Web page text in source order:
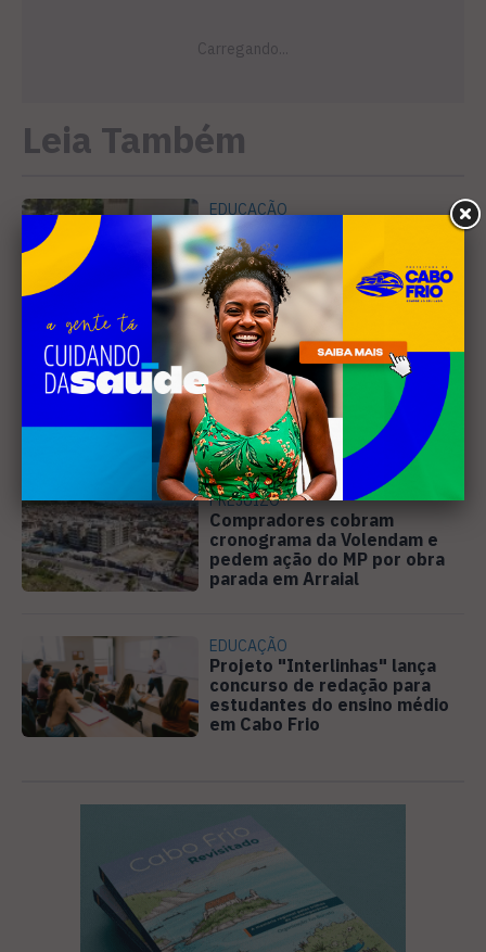
Leia Também
EDUCAÇÃO
Justiça determina que
Prefeitura de Cabo Frio
pague horas extras a
professores
MÚSICA
Banda cabo-friense
Spectrummm apresenta
músicas inéditas no Diveneta
Moto Fest neste sábado (8)
PREJUÍZO
Compradores cobram
cronograma da Volendam e
pedem ação do MP por obra
parada em Arraial
EDUCAÇÃO
Projeto "Interlinhas" lança
concurso de redação para
estudantes do ensino médio
em Cabo Frio